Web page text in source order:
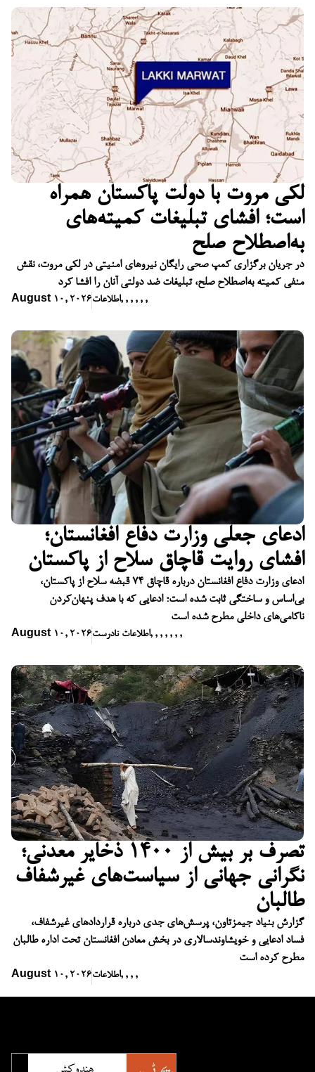
لکی مروت با دولت پاکستان همراه
است؛ افشای تبلیغات کمیته‌های
به‌اصطلاح صلح
در جریان برگزاری کمپ صحی رایگان نیروهای امنیتی در لکی مروت، نقش
منفی کمیته به‌اصطلاح صلح، تبلیغات ضد دولتی آنان را افشا کرد
August 10, 2026اطلاعات, , , , , ,
ادعای جعلی وزارت دفاع افغانستان؛
افشای روایت قاچاق سلاح از پاکستان
ادعای وزارت دفاع افغانستان درباره قاچاق ۷۴ قبضه سلاح از پاکستان،
بی‌اساس و ساختگی ثابت شده است؛ ادعایی که با هدف پنهان‌کردن
ناکامی‌های داخلی مطرح شده است
August 10, 2026اطلاعات نادرست, , , , , , ,
تصرف بر بیش از ۱۴۰۰ ذخایر معدنی؛
نگرانی جهانی از سیاست‌های غیرشفاف
طالبان
گزارش بنیاد جیمزتاون، پرسش‌های جدی درباره قراردادهای غیرشفاف،
فساد ادعایی و خویشاوندسالاری در بخش معادن افغانستان تحت اداره طالبان
مطرح کرده است
August 10, 2026اطلاعات, , , ,